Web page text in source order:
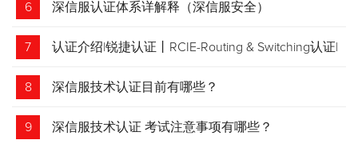
6 深信服认证体系详解释（深信服安全）
7 认证介绍|锐捷认证丨RCIE-Routing & Switching认证|
专家级网络工程师
8 深信服技术认证目前有哪些？
9 深信服技术认证 考试注意事项有哪些？